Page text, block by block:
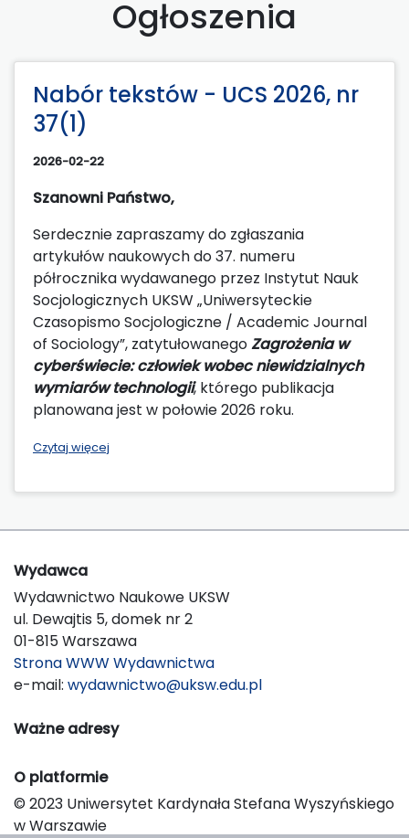
Ogłoszenia
Nabór tekstów - UCS 2026, nr
37(1)
2026-02-22
Szanowni Państwo,
Serdecznie zapraszamy do zgłaszania
artykułów naukowych do 37. numeru
półrocznika wydawanego przez Instytut Nauk
Socjologicznych UKSW „Uniwersyteckie
Czasopismo Socjologiczne / Academic Journal
of Sociology”, zatytułowanegoZagrożenia w
cyberświecie: człowiek wobec niewidzialnych
wymiarów technologii, którego publikacja
planowana jest w połowie 2026 roku.
Czytaj więcej
Wydawca
Wydawnictwo Naukowe UKSW
ul. Dewajtis 5, domek nr 2
01-815 Warszawa
Strona WWW Wydawnictwa
e-mail: wydawnictwo@uksw.edu.pl
Ważne adresy
O platformie
© 2023 Uniwersytet Kardynała Stefana Wyszyńskiego
w Warszawie